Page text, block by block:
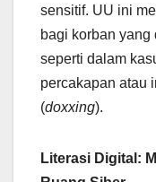
sensitif. UU ini
bagi korban
seperti dalam
percakapan atau
(doxxing).
Literasi Digital: